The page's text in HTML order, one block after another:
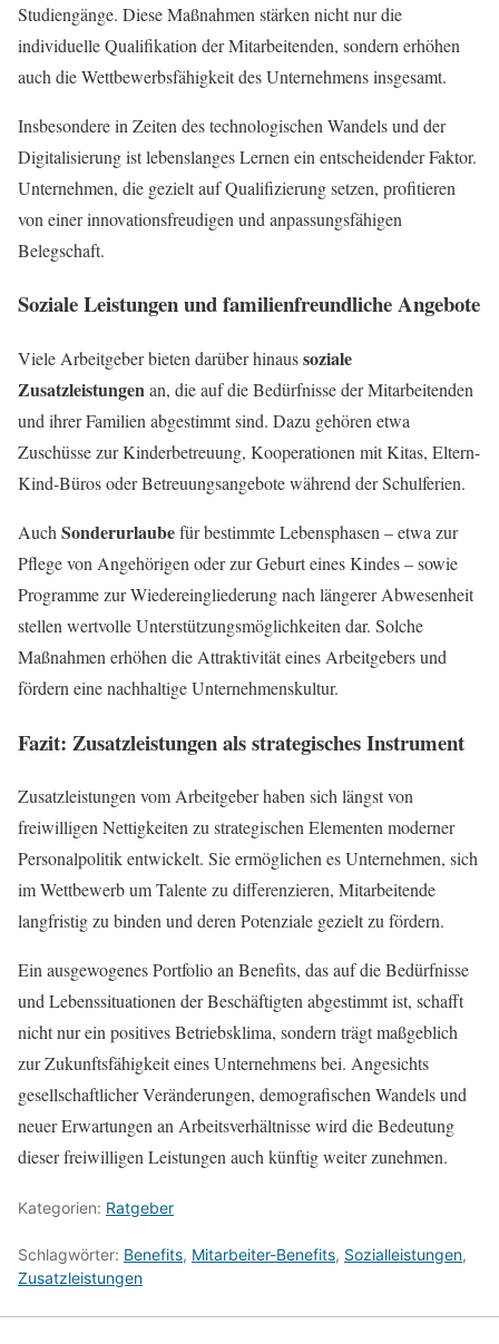
Studiengänge. Diese Maßnahmen stärken nicht nur die
individuelle Qualifikation der Mitarbeitenden, sondern erhöhen
auch die Wettbewerbsfähigkeit des Unternehmens insgesamt.
Insbesondere in Zeiten des technologischen Wandels und der
Digitalisierung ist lebenslanges Lernen ein entscheidender Faktor.
Unternehmen, die gezielt auf Qualifizierung setzen, profitieren
von einer innovationsfreudigen und anpassungsfähigen
Belegschaft.
Soziale Leistungen und familienfreundliche Angebote
Viele Arbeitgeber bieten darüber hinaussoziale
Zusatzleistungenan, die auf die Bedürfnisse der Mitarbeitenden
und ihrer Familien abgestimmt sind. Dazu gehören etwa
Zuschüsse zur Kinderbetreuung, Kooperationen mit Kitas, Eltern-
Kind-Büros oder Betreuungsangebote während der Schulferien.
Auch Sonderurlaubefür bestimmte Lebensphasen – etwa zur
Pflege von Angehörigen oder zur Geburt eines Kindes – sowie
Programme zur Wiedereingliederung nach längerer Abwesenheit
stellen wertvolle Unterstützungsmöglichkeiten dar. Solche
Maßnahmen erhöhen die Attraktivität eines Arbeitgebers und
fördern eine nachhaltige Unternehmenskultur.
Fazit: Zusatzleistungen als strategisches Instrument
Zusatzleistungen vom Arbeitgeber haben sich längst von
freiwilligen Nettigkeiten zu strategischen Elementen moderner
Personalpolitik entwickelt. Sie ermöglichen es Unternehmen, sich
im Wettbewerb um Talente zu differenzieren, Mitarbeitende
langfristig zu binden und deren Potenziale gezielt zu fördern.
Ein ausgewogenes Portfolio an Benefits, das auf die Bedürfnisse
und Lebenssituationen der Beschäftigten abgestimmt ist, schafft
nicht nur ein positives Betriebsklima, sondern trägt maßgeblich
zur Zukunftsfähigkeit eines Unternehmens bei. Angesichts
gesellschaftlicher Veränderungen, demografischen Wandels und
neuer Erwartungen an Arbeitsverhältnisse wird die Bedeutung
dieser freiwilligen Leistungen auch künftig weiter zunehmen.
Kategorien: Ratgeber
Schlagwörter: Benefits, Mitarbeiter-Benefits, Sozialleistungen,
Zusatzleistungen